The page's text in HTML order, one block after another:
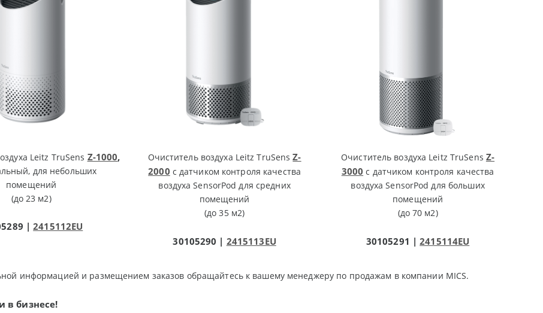
Leitz TruSens Z-1000,
для небольших
помещений
(до 23 м2)
|2415112EU
Очиститель воздуха Leitz TruSensZ-
2000 с датчиком контроля качества
воздуха SensorPod для средних
помещений
(до 35 м2)
30105290 | 2415113EU
Очиститель воздуха Leitz TruSens Z-
3000 с датчиком контроля качества
воздуха SensorPod для больших
помещений
(до 70 м2)
30105291 |2415114EU
информацией и размещением заказов обращайтесь к вашему менеджеру по продажам в компании MICS.
в бизнесе!